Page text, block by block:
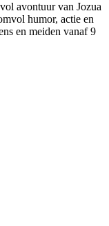
avontuur van Jozua
humor, actie en
en meiden vanaf 9